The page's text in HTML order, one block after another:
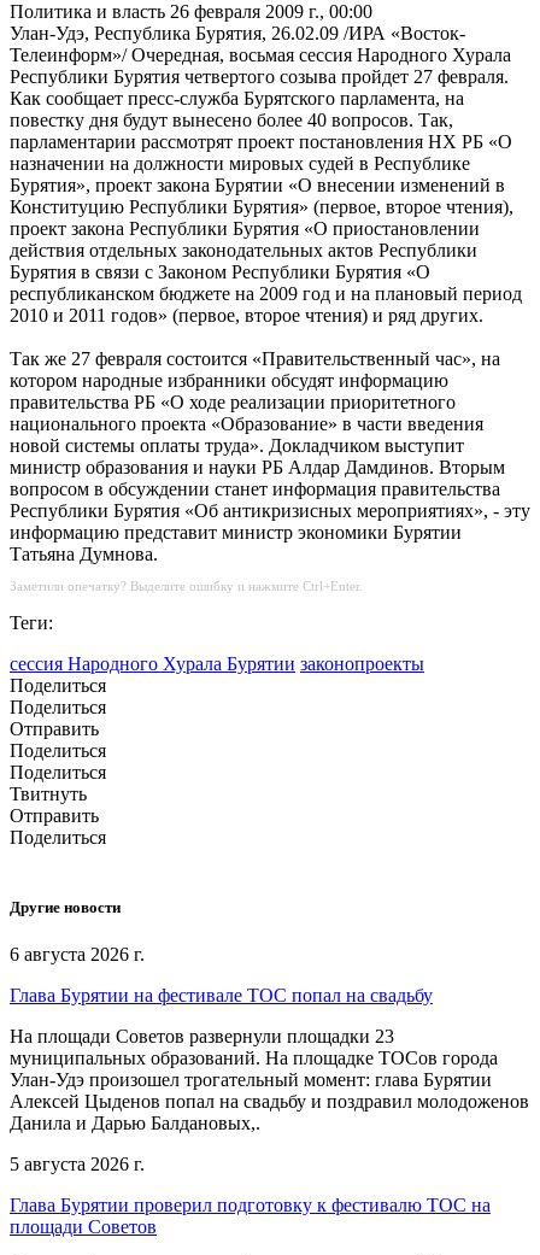
Политика и власть 26 февраля 2009 г., 00:00
Улан-Удэ, Республика Бурятия, 26.02.09 /ИРА «Восток-
Телеинформ»/ Очередная, восьмая сессия Народного Хурала
Республики Бурятия четвертого созыва пройдет 27 февраля.
Как сообщает пресс-служба Бурятского парламента, на
повестку дня будут вынесено более 40 вопросов. Так,
парламентарии рассмотрят проект постановления НХ РБ «О
назначении на должности мировых судей в Республике
Бурятия», проект закона Бурятии «О внесении изменений в
Конституцию Республики Бурятия» (первое, второе чтения),
проект закона Республики Бурятия «О приостановлении
действия отдельных законодательных актов Республики
Бурятия в связи с Законом Республики Бурятия «О
республиканском бюджете на 2009 год и на плановый период
2010 и 2011 годов» (первое, второе чтения) и ряд других.
Так же 27 февраля состоится «Правительственный час», на
котором народные избранники обсудят информацию
правительства РБ «О ходе реализации приоритетного
национального проекта «Образование» в части введения
новой системы оплаты труда». Докладчиком выступит
министр образования и науки РБ Алдар Дамдинов. Вторым
вопросом в обсуждении станет информация правительства
Республики Бурятия «Об антикризисных мероприятиях», - эту
информацию представит министр экономики Бурятии
Татьяна Думнова.
Заметили опечатку? Выделите ошибку и нажмите Ctrl+Enter.
Теги:
сессия Народного Хурала Бурятии законопроекты
Поделиться
Поделиться
Отправить
Поделиться
Поделиться
Твитнуть
Отправить
Поделиться
Другие новости
6 августа 2026 г.
Глава Бурятии на фестивале ТОС попал на свадьбу
На площади Советов развернули площадки 23
муниципальных образований. На площадке ТОСов города
Улан-Удэ произошел трогательный момент: глава Бурятии
Алексей Цыденов попал на свадьбу и поздравил молодоженов
Данила и Дарью Балдановых,.
5 августа 2026 г.
Глава Бурятии проверил подготовку к фестивалю ТОС на
площади Советов